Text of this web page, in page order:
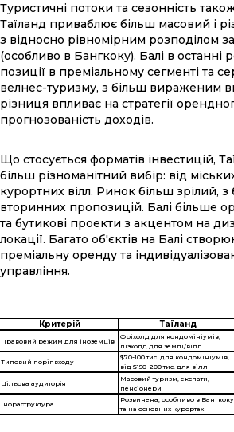
Туристичні потоки та сезонність
Таїланд приваблює більш масовий і
з відносно рівномірним розподілом
(особливо в Бангкоку). Балі в останні
позиції в преміальному сегменті та
велнес-туризму, з більш вираженим
різниця впливає на стратегії
прогнозованість доходів.
Що стосується форматів інвестицій,
більш різноманітний вибір: від
курортних вілл. Ринок більш зрілий, з
вторинних пропозицій. Балі більше
та бутикові проекти з акцентом на
локації. Багато об'єктів на Балі
преміальну оренду та
управління.
Критерій Таїланд
Правовий режим для іноземців
Фріхолд для кондомініумів,
лізхолд для землі/вілл
Типовий поріг входу
$70-100 тис. для кондомініумів,
від $150-200 тис. для вілл
Цільова аудиторія
Масовий туризм, експати,
пенсіонери
Інфраструктура
Розвинена, особливо в Бангкоку
та на основних курортах